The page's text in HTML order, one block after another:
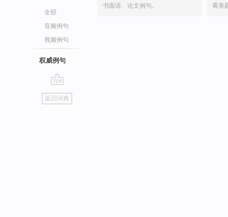
全部
音频例句
视频例句
权威例句
go
top
返回词典
书面语、论文例句。
看美